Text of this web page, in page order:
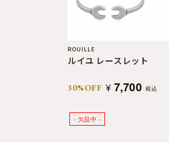
ROUILLE
ルイユ レースレット
30%OFF ¥ 7,700 税込